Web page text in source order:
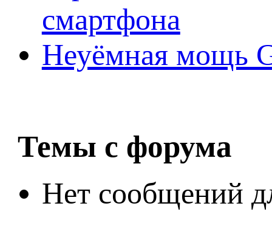
смартфона
Неуёмная мощь
Темы с форума
Нет сообщений